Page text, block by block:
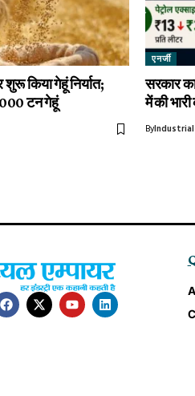
किया गेहूं निर्यात;
टन गेहूं
एनर्जी
सरकार
में की
ByIndustrial